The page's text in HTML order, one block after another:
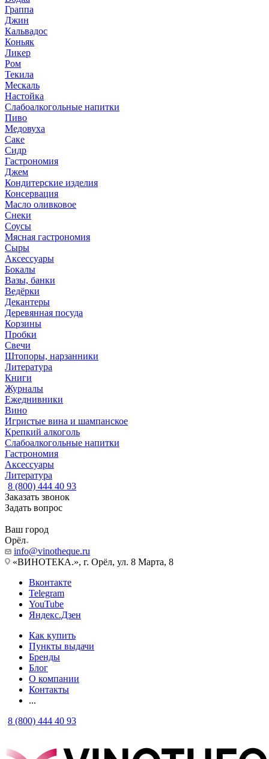
Граппа
Джин
Кальвадос
Коньяк
Ликер
Ром
Текила
Мескаль
Настойка
Слабоалкогольные напитки
Пиво
Медовуха
Саке
Сидр
Гастрономия
Джем
Кондитерские изделия
Консервация
Масло оливковое
Снеки
Соусы
Мясная гастрономия
Сыры
Аксессуары
Бокалы
Вазы, банки
Ведёрки
Декантеры
Деревянная посуда
Корзины
Пробки
Свечи
Штопоры, нарзанники
Литература
Книги
Журналы
Ежеднивники
Вино
Игристые вина и шампанское
Крепкий алкоголь
Слабоалкогольные напитки
Гастрономия
Аксессуары
Литература
8 (800) 444 40 93
Заказать звонок
Задать вопрос
Ваш город
Орёл
info@vinotheque.ru
«ВИНОТЕКА.», г. Орёл, ул. 8 Марта, 8
Вконтакте
Telegram
YouTube
Яндекс.Дзен
Как купить
Пункты выдачи
Бренды
Блог
О компании
Контакты
...
8 (800) 444 40 93